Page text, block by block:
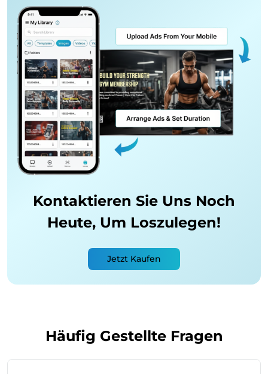
Kontaktieren Sie Uns Noch
Heute, Um Loszulegen!
Jetzt Kaufen
Häufig Gestellte Fragen